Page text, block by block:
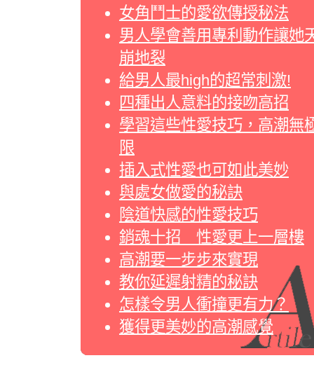
女角鬥士的愛欲傳授秘法
男人學會善用專利動作讓她
崩地裂
給男人最high的超常刺激!
四種出人意料的接吻高招
學習這些性愛技巧，高潮無
限
插入式性愛也可如此美妙
與處女做愛的秘訣
陰道快感的性愛技巧
銷魂十招 性愛更上一層樓
高潮要一步步來實現
教你延遲射精的秘訣
怎樣令男人衝撞更有力？
獲得更美妙的高潮感覺